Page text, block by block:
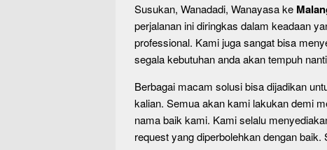
Susukan, Wanadadi, Wanayasa ke
perjalanan ini diringkas dalam keadaan
professional. Kami juga sangat bisa
segala kebutuhan anda akan tempuh
Berbagai macam solusi bisa dijadikan
kalian. Semua akan kami lakukan demi
nama baik kami. Kami selalu
request yang diperbolehkan dengan